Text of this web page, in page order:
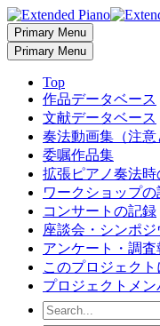
Primary Menu
Primary Menu
Top
作品データベース
文献データベース
奏法動画集（注意
委嘱作品集
拡張ピアノ奏法
ワークショップの
コンサートの記録
座談会・シンポ
アンケート・調査
このプロジェクト
プロジェクトメン